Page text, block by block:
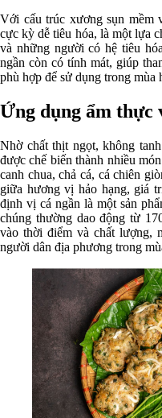
Với cấu trúc xương sụn mềm
cực kỳ dễ tiêu hóa, là một lựa
và những người có hệ tiêu
ngần còn có tính mát, giúp
phù hợp để sử dụng trong mùa
Ứng dụng ẩm
Nhờ chất thịt ngọt, không
được chế biến thành nhiều
canh chua, chả cá, cá chiên
giữa hương vị hảo hạng, giá
định vị cá ngần là một sản
chúng thường dao động từ
vào thời điểm và chất lượng,
người dân địa phương trong